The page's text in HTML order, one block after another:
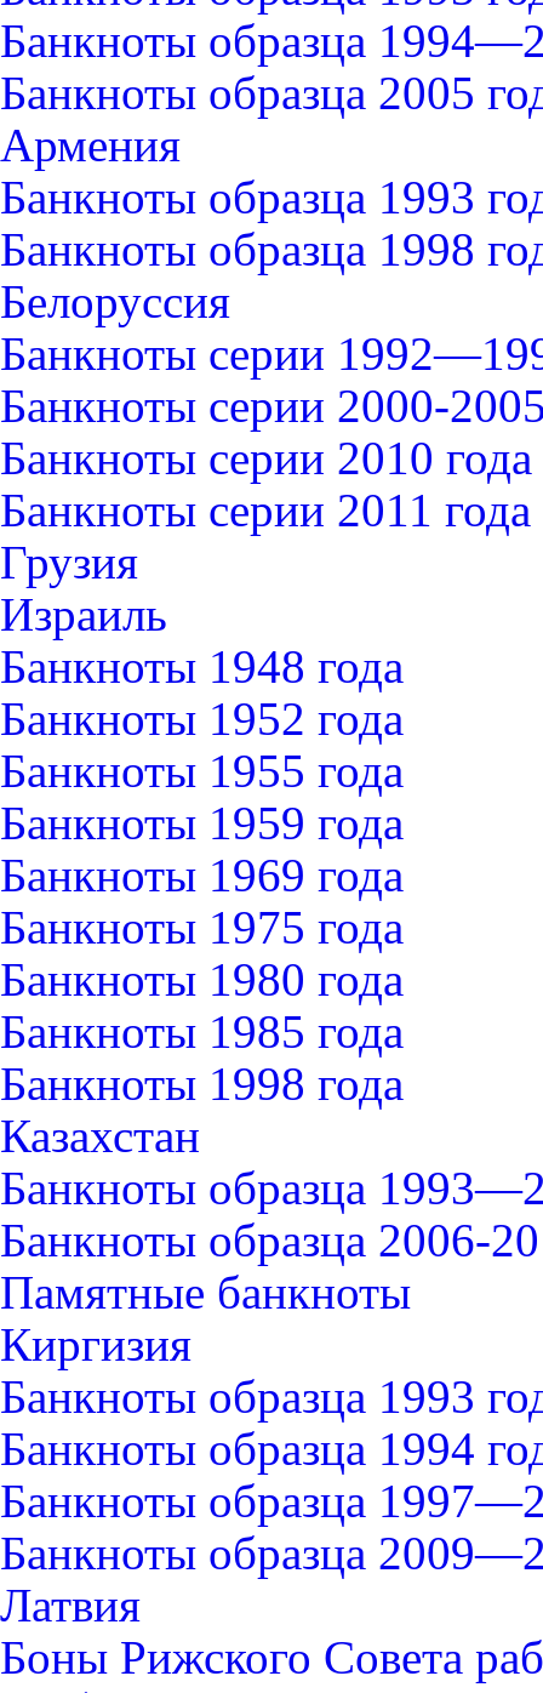
Банкноты образца
Банкноты образца 2005
Армения
Банкноты образца 1993
Банкноты образца 1998
Белоруссия
Банкноты серии
Банкноты серии 2000-
Банкноты серии 2010 года
Банкноты серии 2011 года
Грузия
Израиль
Банкноты 1948 года
Банкноты 1952 года
Банкноты 1955 года
Банкноты 1959 года
Банкноты 1969 года
Банкноты 1975 года
Банкноты 1980 года
Банкноты 1985 года
Банкноты 1998 года
Казахстан
Банкноты образца
Банкноты образца 2006-
Памятные банкноты
Киргизия
Банкноты образца 1993
Банкноты образца 1994
Банкноты образца
Банкноты образца
Латвия
Боны Рижского Совета